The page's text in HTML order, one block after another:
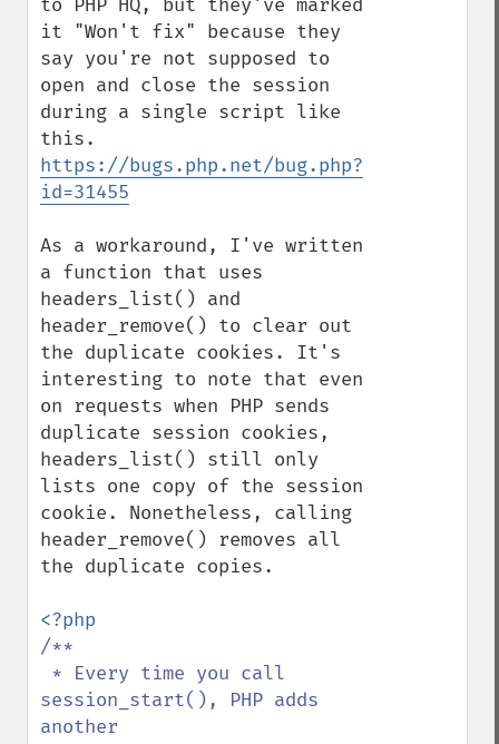
to PHP HQ, but they've marked
it "Won't fix" because they
say you're not supposed to
open and close the session
during a single script like
https://bugs.php.net/bug.php?
id=31455
As a workaround, I've written
a function that uses
headers_list() and
header_remove() to clear out
the duplicate cookies. It's
interesting to note that even
on requests when PHP sends
duplicate session cookies,
headers_list() still only
lists one copy of the session
cookie. Nonetheless, calling
header_remove() removes all
the duplicate copies.
/**
session_start(), PHP adds
another